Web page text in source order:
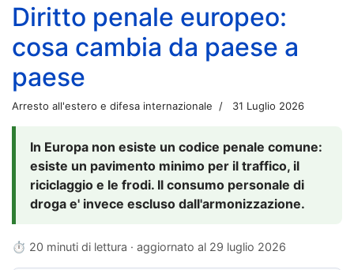
Diritto penale europeo:
cosa cambia da paese a
paese
Arresto all'estero e difesa internazionale 31 Luglio 2026
In Europa non esiste un codice penale comune:
esiste un pavimento minimo per il traffico, il
riciclaggio e le frodi. Il consumo personale di
droga e' invece escluso dall'armonizzazione.
⏱ 20 minuti di lettura · aggiornato al 29 luglio 2026